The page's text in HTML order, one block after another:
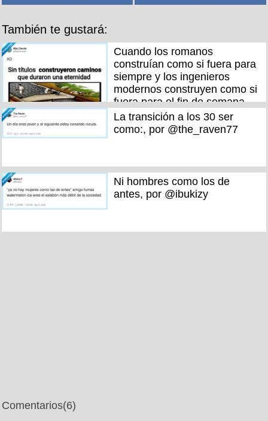
También te gustará:
Cuando los romanos
construían como si fuera para
siempre y los ingenieros
modernos construyen como si
fuera para el fin de semana,
por @MsCiencia2
La transición a los 30 ser
como:, por @the_raven77
Ni hombres como los de
antes, por @ibukizy
Comentarios(6)